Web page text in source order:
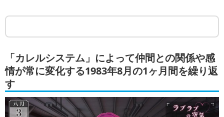
「カレルシステム」によって仲間との関係や感
情が常に変化する1983年8月の1ヶ月間を繰り返
す